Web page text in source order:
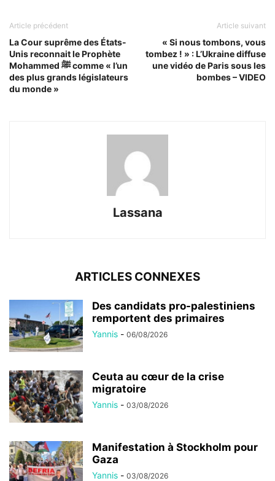
Article précédent
La Cour suprême des États-
Unis reconnait le Prophète
Mohammed ﷺ comme « l’un
des plus grands législateurs
du monde »
Article suivant
« Si nous tombons, vous
tombez ! » : L’Ukraine diffuse
une vidéo de Paris sous les
bombes – VIDEO
Lassana
ARTICLES CONNEXES
Des candidats pro-palestiniens
remportent des primaires
Yannis - 06/08/2026
Ceuta au cœur de la crise
migratoire
Yannis - 03/08/2026
Manifestation à Stockholm pour
Gaza
Yannis - 03/08/2026